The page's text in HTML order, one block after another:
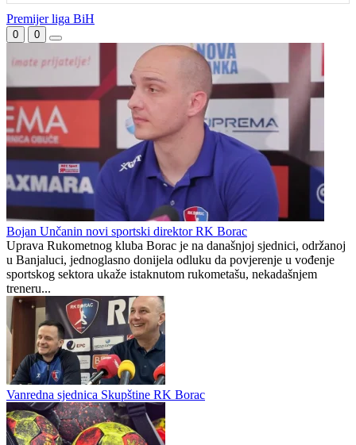
suca
"I danas osjećam
ljubomoru": Ana Ivanović
govorila o svojoj ljepoti i
predrasudama koje su je
pratile tokom karijere
Mostarski vatrogasci
organiziraju humanitarni
malonogometni turnir za
Kuću nade
Preporučuje ContentExchange
Premijer liga BiH
0 0